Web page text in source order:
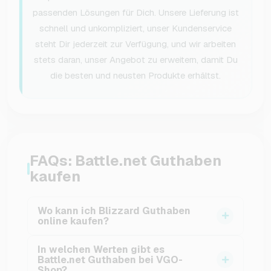
passenden Lösungen für Dich. Unsere Lieferung ist
schnell und unkompliziert, unser Kundenservice
steht Dir jederzeit zur Verfügung, und wir arbeiten
stets daran, unser Angebot zu erweitern, damit Du
die besten und neusten Produkte erhältst.
FAQs: Battle.net Guthaben
kaufen
Wo kann ich Blizzard Guthaben
online kaufen?
Blizzard Karte kaufen. Nach abgeschlossener
In welchen Werten gibt es
Battle.net Guthaben bei VGO-